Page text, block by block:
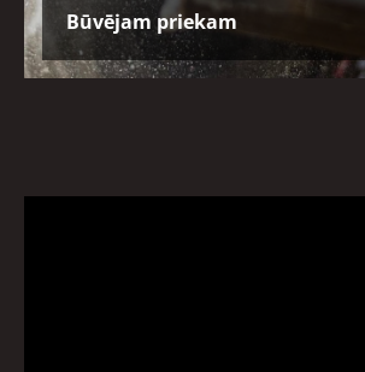
Būvējam priekam